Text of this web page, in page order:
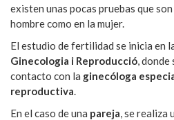
existen unas pocas pruebas que
hombre como en la mujer.
El estudio de fertilidad se inicia en
Ginecologia i Reproducció, donde
contacto con la ginecóloga
reproductiva.
En el caso de una pareja, se realiza